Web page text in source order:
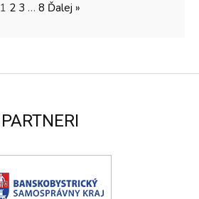
1 2 3 … 8 Ďalej »
PARTNERI